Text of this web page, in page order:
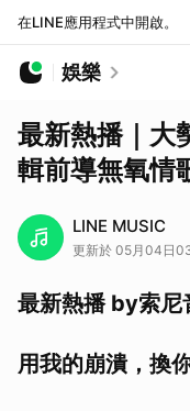
在LINE應用程式中開啟。
娛樂
最新熱播｜大
輯前導無氧情
LINE MUSIC
更新於 05月04日
最新熱播 by索尼
用我的崩潰，換